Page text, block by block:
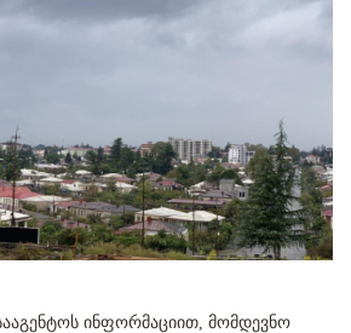
ინფორმაციით, მომდევნო